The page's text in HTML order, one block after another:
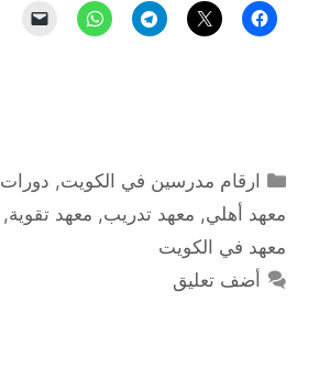
التصنيفات
ارقام مدرسين في الكويت, دورات
معهد أهلي, معهد تدريب, معهد تقوية,
معهد في الكويت
أضف تعليق